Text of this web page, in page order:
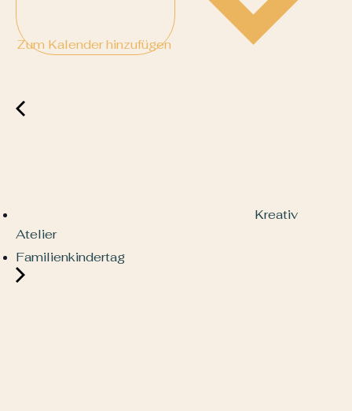
Zum Kalender hinzufügen
Kreativ
Atelier
Familienkindertag